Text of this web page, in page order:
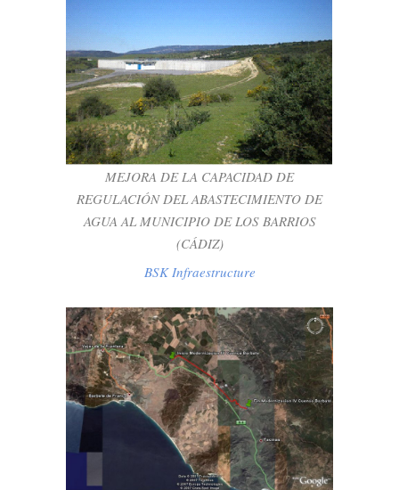
MEJORA DE LA CAPACIDAD DE
REGULACIÓN DEL ABASTECIMIENTO DE
AGUA AL MUNICIPIO DE LOS BARRIOS
(CÁDIZ)
BSK Infraestructure
MEJORA DE LA CAPACIDAD DE
REGULACIÓN DEL ABASTECIMIENTO DE
AGUA AL MUNICIPIO DE LOS BARRIOS
(CÁDIZ)
BSK Infraestructure
MODERNIZACIÓN IV DE LA CUENCA
DEL BARBATE
BSK Infraestructure